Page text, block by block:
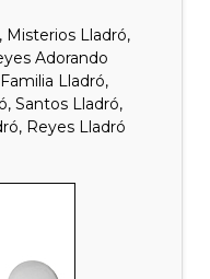
Misterios Lladró,
Adorando
Lladró,
Santos Lladró,
Reyes Lladró